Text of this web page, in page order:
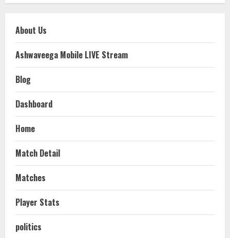
About Us
Ashwaveega Mobile LIVE Stream
Blog
Dashboard
Home
Match Detail
Matches
Player Stats
politics